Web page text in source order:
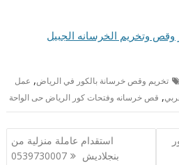
وقص وتخريم الخرسانه الجبيل
تخريم وقص خرسانة بالكور في الرياض, عمل
, قص خرسانه وفتحات كور الرياض حى الواحة
استقدام عاملة منزلية من
بنجلاديش 0539730007